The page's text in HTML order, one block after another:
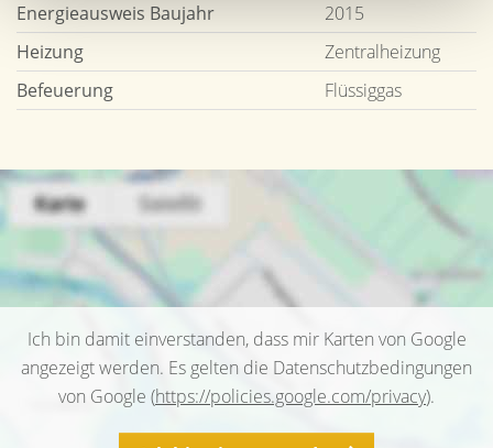
Energieausweis Baujahr
2015
Heizung
Zentralheizung
Befeuerung
Flüssiggas
Ich bin damit einverstanden, dass mir Karten von Google
angezeigt werden. Es gelten die Datenschutzbedingungen
von Google (https://policies.google.com/privacy).